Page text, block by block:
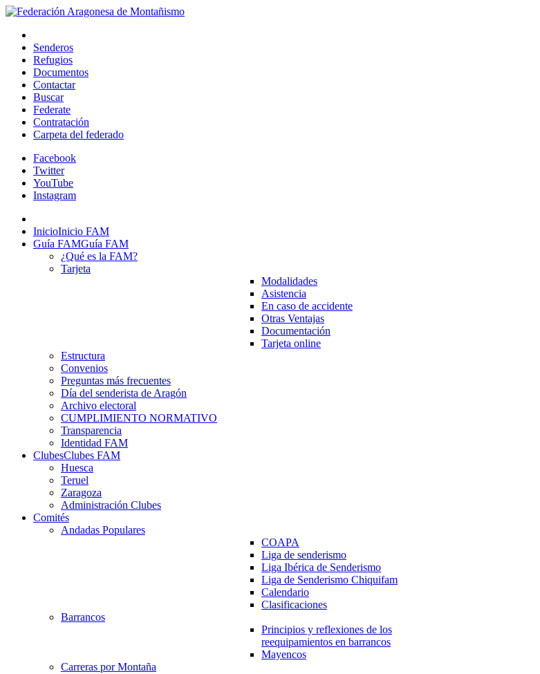
Senderos
Refugios
Documentos
Contactar
Buscar
Federate
Contratación
Carpeta del federado
Facebook
Twitter
YouTube
Instagram
InicioInicio FAM
Guía FAMGuía FAM
¿Qué es la FAM?
Tarjeta
Modalidades
Asistencia
En caso de accidente
Otras Ventajas
Documentación
Tarjeta online
Estructura
Convenios
Preguntas más frecuentes
Día del senderista de Aragón
Archivo electoral
CUMPLIMIENTO NORMATIVO
Transparencia
Identidad FAM
ClubesClubes FAM
Huesca
Teruel
Zaragoza
Administración Clubes
Comités
Andadas Populares
COAPA
Liga de senderismo
Liga Ibérica de Senderismo
Liga de Senderismo Chiquifam
Calendario
Clasificaciones
Barrancos
Principios y reflexiones de los
reequipamientos en barrancos
Mayencos
Carreras por Montaña